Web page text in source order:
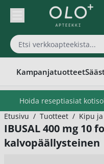
Skip to Content
Kampanjatuotteet
Hoida reseptiasiat
Etusivu / Tuotteet / Kipu
IBUSAL 400 mg 10
kalvopäällysteinen